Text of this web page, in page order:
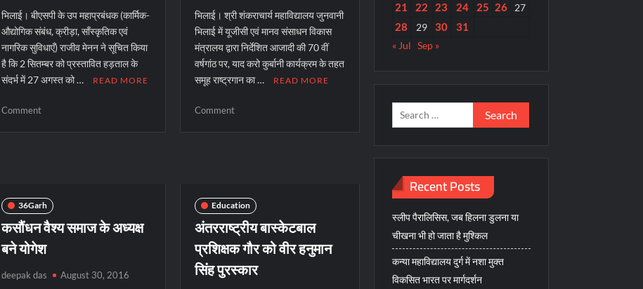
भिलाई। बीएसपी के उप महाप्रबंधक (कार्मिक-
औद्योगिक संबंध, क्रीड़ा, साँस्कृतिक एवं
नागरिक सुविधाएँ) राजीव मेनन ने सूचित किया
है कि 2 सितम्बर को प्रस्तावित हड़ताल के
संदर्भ में 27 अगस्त को …
READ MORE
Commenton
घोषित
भिलाई। श्री शंकराचार्य महाविद्यालय जुनवानी
भिलाई में यूजीसी एवं मानव संसाधन विकास
मंत्रालय द्वारा निर्देशित आजादी की 70 वीं
वर्षगांठ पर, याद करो कुर्बानी कार्यक्रम के तहत
समूह राष्ट्रगान का …
READ MORE
Commenton
किया
याद
36Garh
कसौंधन वैश्य समाज के अध्यक्ष
बने योगेश
deepak das August 30, 2016
Education
अंतरराष्ट्रीय बास्केटबाल
प्रशिक्षक गौर को वीर हनुमान
सिंह पुरस्कार
21
22 23 24 25 26 27
28 29 30 31
« Jul Sep »
Search
for:
Recent Posts
स्लीप पैरालिसिस, जब हिलना डुलना या
चीखना भी हो जाता है मुश्किल
कन्या महाविद्यालय दुर्ग में नशा मुक्त
विकसित भारत पर मार्गदर्शन